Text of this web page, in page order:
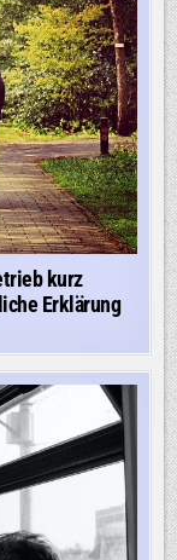
kurz
Erklärung